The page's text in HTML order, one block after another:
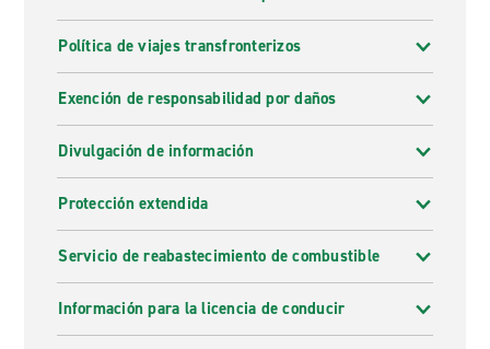
Política de viajes transfronterizos
Exención de responsabilidad por daños
Divulgación de información
Protección extendida
Servicio de reabastecimiento de combustible
Información para la licencia de conducir